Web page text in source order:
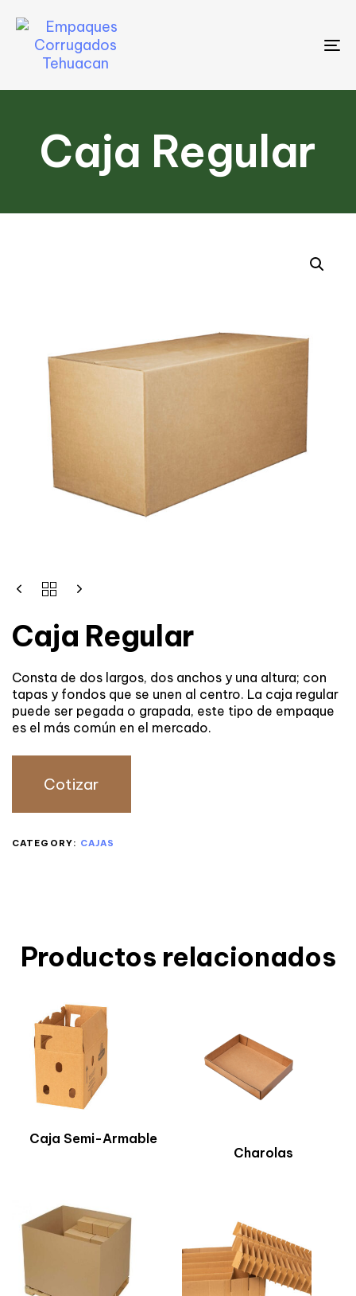
Caja Regular
Caja Regular
Consta de dos largos, dos anchos y una altura; con
tapas y fondos que se unen al centro. La caja regular
puede ser pegada o grapada, este tipo de empaque
es el más común en el mercado.
Cotizar
CATEGORY: CAJAS
Productos relacionados
Caja Semi-Armable
Charolas